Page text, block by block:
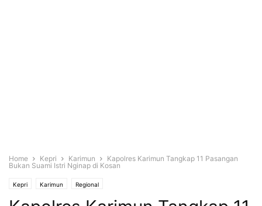
Home Kepri Karimun
Kapolres Karimun Tangkap 11 Pasangan
Bukan Suami Istri Nginap di Kosan
Kepri Karimun Regional